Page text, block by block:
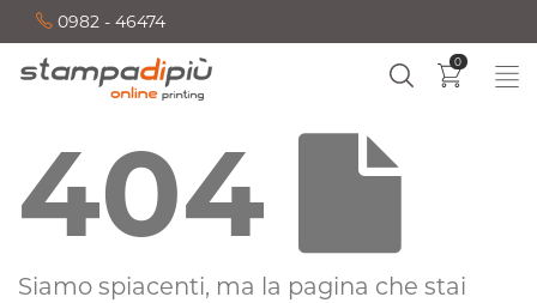
0982 - 46474
0
404
Siamo spiacenti, ma la pagina che stai